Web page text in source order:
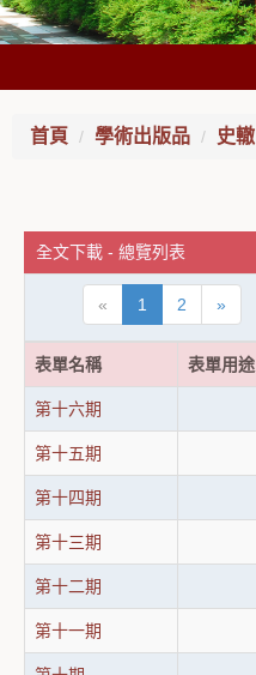
首頁 學術出版品 史轍
全文下載 - 總覽列表
« 1 2 »
表單名稱 表單用途
第十六期
第十五期
第十四期
第十三期
第十二期
第十一期